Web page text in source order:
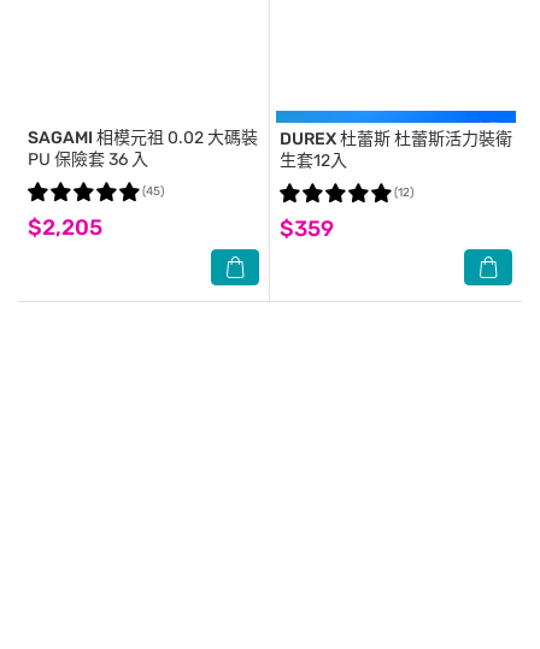
SAGAMI 相模元祖 0.02 大碼裝
PU 保險套 36 入
$2,205
(45)
DUREX 杜蕾斯杜蕾斯活力裝衛
生套12入
$359
(12)